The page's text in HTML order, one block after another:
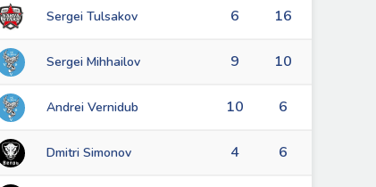
Sergei Tulsakov 6 16
Sergei Mihhailov 9 10
Andrei Vernidub 10 6
Dmitri Simonov 4 6